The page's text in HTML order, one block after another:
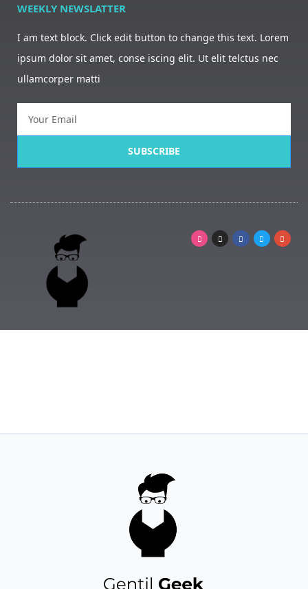
WEEKLY NEWSLATTER
I am text block. Click edit button to change this text. Lorem
ipsum dolor sit amet, conse iscing elit. Ut elit telctus nec
ullamcorper matti
SUBSCRIBE